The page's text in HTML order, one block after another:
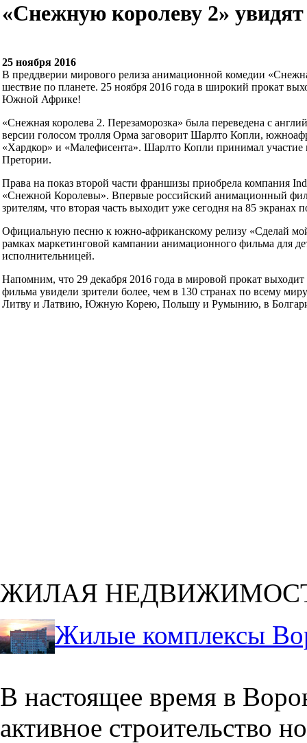
«Снежную королеву 2»
25 ноября 2016
В преддверии мирового релиза анимационной комедии
шествие по планете. 25 ноября 2016 года в широкий прокат
Южной Африке!
«Снежная королева 2. Перезаморозка» была переведена с
версии голосом тролля Орма заговорит Шарлто Копли,
«Хардкор» и «Малефисента». Шарлто Копли принимал
Претории.
Права на показ второй части франшизы приобрела компания
«Снежной Королевы». Впервые российский анимационный
зрителям, что вторая часть выходит уже сегодня на 85 экранах
Официальную песню к южно-африканскому релизу «Сделай
рамках маркетинговой кампании анимационного фильма для
исполнительницей.
Напомним, что 29 декабря 2016 года в мировой прокат
фильма увидели зрители более, чем в 130 странах по всему
Литву и Латвию, Южную Корею, Польшу и Румынию, в
ЖИЛАЯ
Жилые комплексы
В настоящее время в
активное строительство